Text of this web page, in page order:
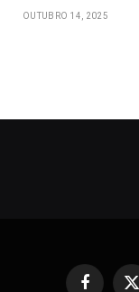
OUTUBRO 14, 2025